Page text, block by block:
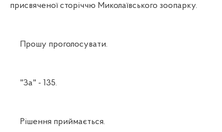
присвяченої сторіччю Миколаївського зоопарку.
Прошу проголосувати.
"За" - 135.
Рішення приймається.